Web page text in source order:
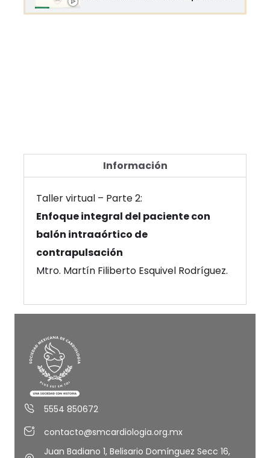
Información
Taller virtual – Parte 2:
Enfoque integral del paciente con
balón intraaórtico de
contrapulsación
Mtro. Martín Filiberto Esquivel Rodríguez.
5554 850672
contacto@smcardiologia.org.mx
Juan Badiano 1, Belisario Domínguez Secc 16,